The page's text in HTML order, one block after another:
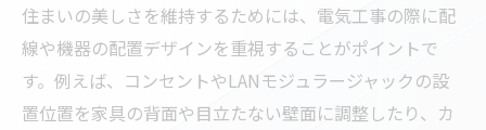
住まいの美しさを維持するためには、電気工事の際に配
線や機器の配置デザインを重視することがポイントで
す。例えば、コンセントやLANモジュラージャックの設
置位置を家具の背面や目立たない壁面に調整したり、カ